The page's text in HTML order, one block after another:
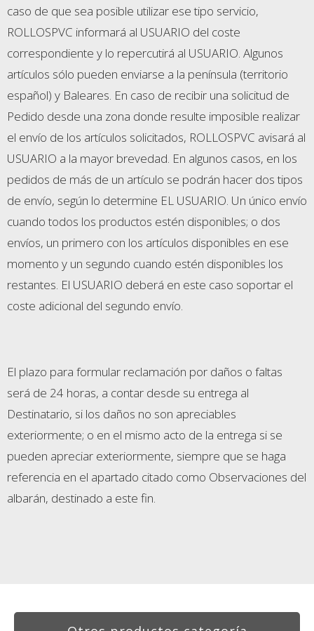
caso de que sea posible utilizar ese tipo servicio,
ROLLOSPVC informará al USUARIO del coste
correspondiente y lo repercutirá al USUARIO. Algunos
artículos sólo pueden enviarse a la península (territorio
español) y Baleares. En caso de recibir una solicitud de
Pedido desde una zona donde resulte imposible realizar
el envío de los artículos solicitados, ROLLOSPVC avisará al
USUARIO a la mayor brevedad. En algunos casos, en los
pedidos de más de un artículo se podrán hacer dos tipos
de envío, según lo determine EL USUARIO. Un único envío
cuando todos los productos estén disponibles; o dos
envíos, un primero con los artículos disponibles en ese
momento y un segundo cuando estén disponibles los
restantes. El USUARIO deberá en este caso soportar el
coste adicional del segundo envío.
El plazo para formular reclamación por daños o faltas
será de 24 horas, a contar desde su entrega al
Destinatario, si los daños no son apreciables
exteriormente; o en el mismo acto de la entrega si se
pueden apreciar exteriormente, siempre que se haga
referencia en el apartado citado como Observaciones del
albarán, destinado a este fin.